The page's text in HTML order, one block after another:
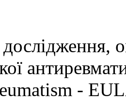
-